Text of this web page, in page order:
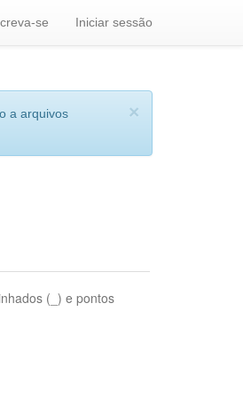
se Iniciar sessão
×
a arquivos
(_) e pontos